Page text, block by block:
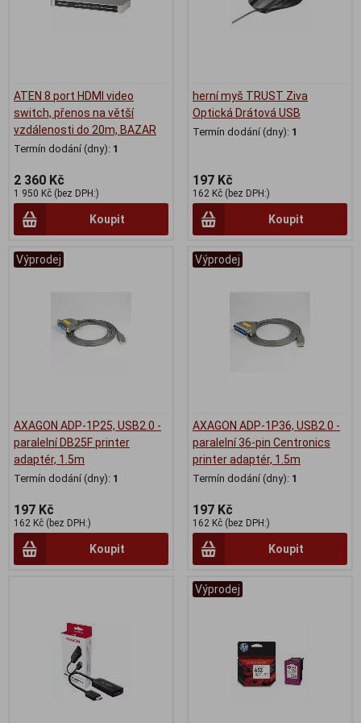
ATEN 8 port HDMI video
switch, přenos na větší
vzdálenosti do 20m, BAZAR
Termín dodání (dny): 1
2 360 Kč
1 950 Kč (bez DPH:)
Koupit
herní myš TRUST Ziva
Optická Drátová USB
Termín dodání (dny): 1
197 Kč
162 Kč (bez DPH:)
Koupit
Výprodej
AXAGON ADP-1P25, USB2.0 -
paralelní DB25F printer
adaptér, 1.5m
Termín dodání (dny): 1
197 Kč
162 Kč (bez DPH:)
Koupit
Výprodej
AXAGON ADP-1P36, USB2.0 -
paralelní 36-pin Centronics
printer adaptér, 1.5m
Termín dodání (dny): 1
197 Kč
162 Kč (bez DPH:)
Koupit
Výprodej